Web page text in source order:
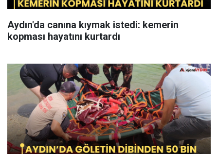
Aydın'da canına kıymak istedi: kemerin
kopması hayatını kurtardı